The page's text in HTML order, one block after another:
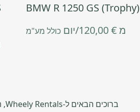
BMW R 1250 GS (Trophy)
מ 120,00€ /יום כולל מע"מ
ברוכים הבאים ל-Wheely Rentals, השותף המהימן שלכם להרפתקאות אופנועים בלתי נשכחות באתונה, יוון.